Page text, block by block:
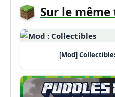
Sur le même
[Mod]